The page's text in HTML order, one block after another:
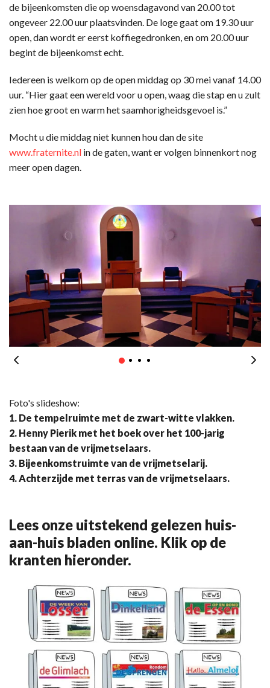
de bijeenkomsten die op woensdagavond van 20.00 tot
ongeveer 22.00 uur plaatsvinden. De loge gaat om 19.30 uur
open, dan wordt er eerst koffiegedronken, en om 20.00 uur
begint de bijeenkomst echt.
Iedereen is welkom op de open middag op 30 mei vanaf 14.00
uur. “Hier gaat een wereld voor u open, waag die stap en u zult
zien hoe groot en warm het saamhorigheidsgevoel is.”
Mocht u die middag niet kunnen hou dan de site
www.fraternite.nl in de gaten, want er volgen binnenkort nog
meer open dagen.
Foto's slideshow:
1. De tempelruimte met de zwart-witte vlakken.
2. Henny Pierik met het boek over het 100-jarig
bestaan van de vrijmetselaars.
3. Bijeenkomstruimte van de vrijmetselarij.
4. Achterzijde met terras van de vrijmetselaars.
Lees onze uitstekend gelezen huis-
aan-huis bladen online. Klik op de
kranten hieronder.